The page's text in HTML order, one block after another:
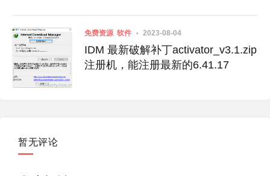
免费资源 软件 2023-08-04
IDM 最新破解补丁activator_v3.1.zip
注册机，能注册最新的6.41.17
暂无评论